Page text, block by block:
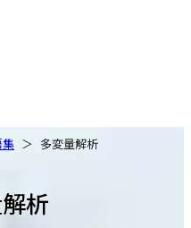
集 多変量解析
析